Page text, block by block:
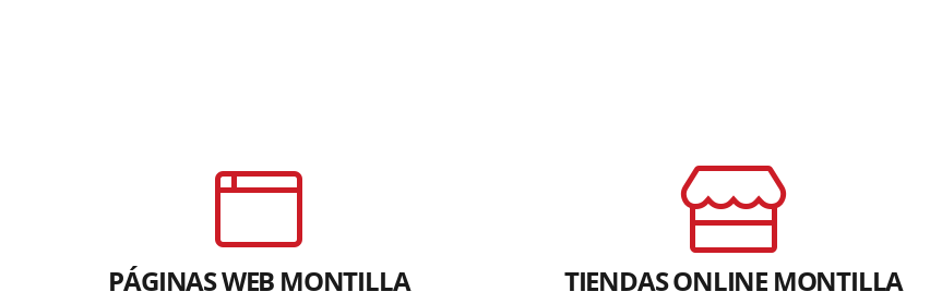
PÁGINAS WEB MONTILLA TIENDAS ONLINE MONTILLA